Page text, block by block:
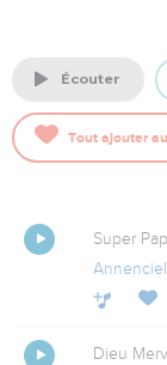
écouter
Tout ajouter
Super
Annenciel
Dieu